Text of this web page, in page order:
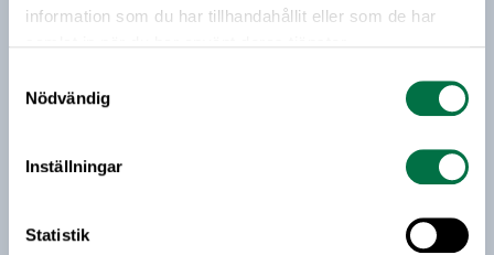
information som du har tillhandahållit eller som de har
Nödvändig
Inställningar
Statistik
till min inkorg. Livsmedelsföretagen ska inte dela eller
sälja min personliga information. Jag kan när som helst